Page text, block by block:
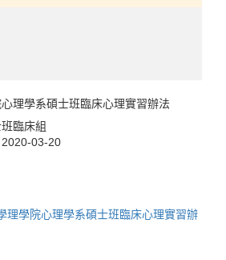
理學系碩士班臨床心理實習辦法
臨床組
2020-03-20
理學院心理學系碩士班臨床心理實習辦